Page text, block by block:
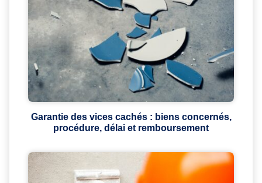
Garantie des vices cachés : biens concernés,
procédure, délai et remboursement